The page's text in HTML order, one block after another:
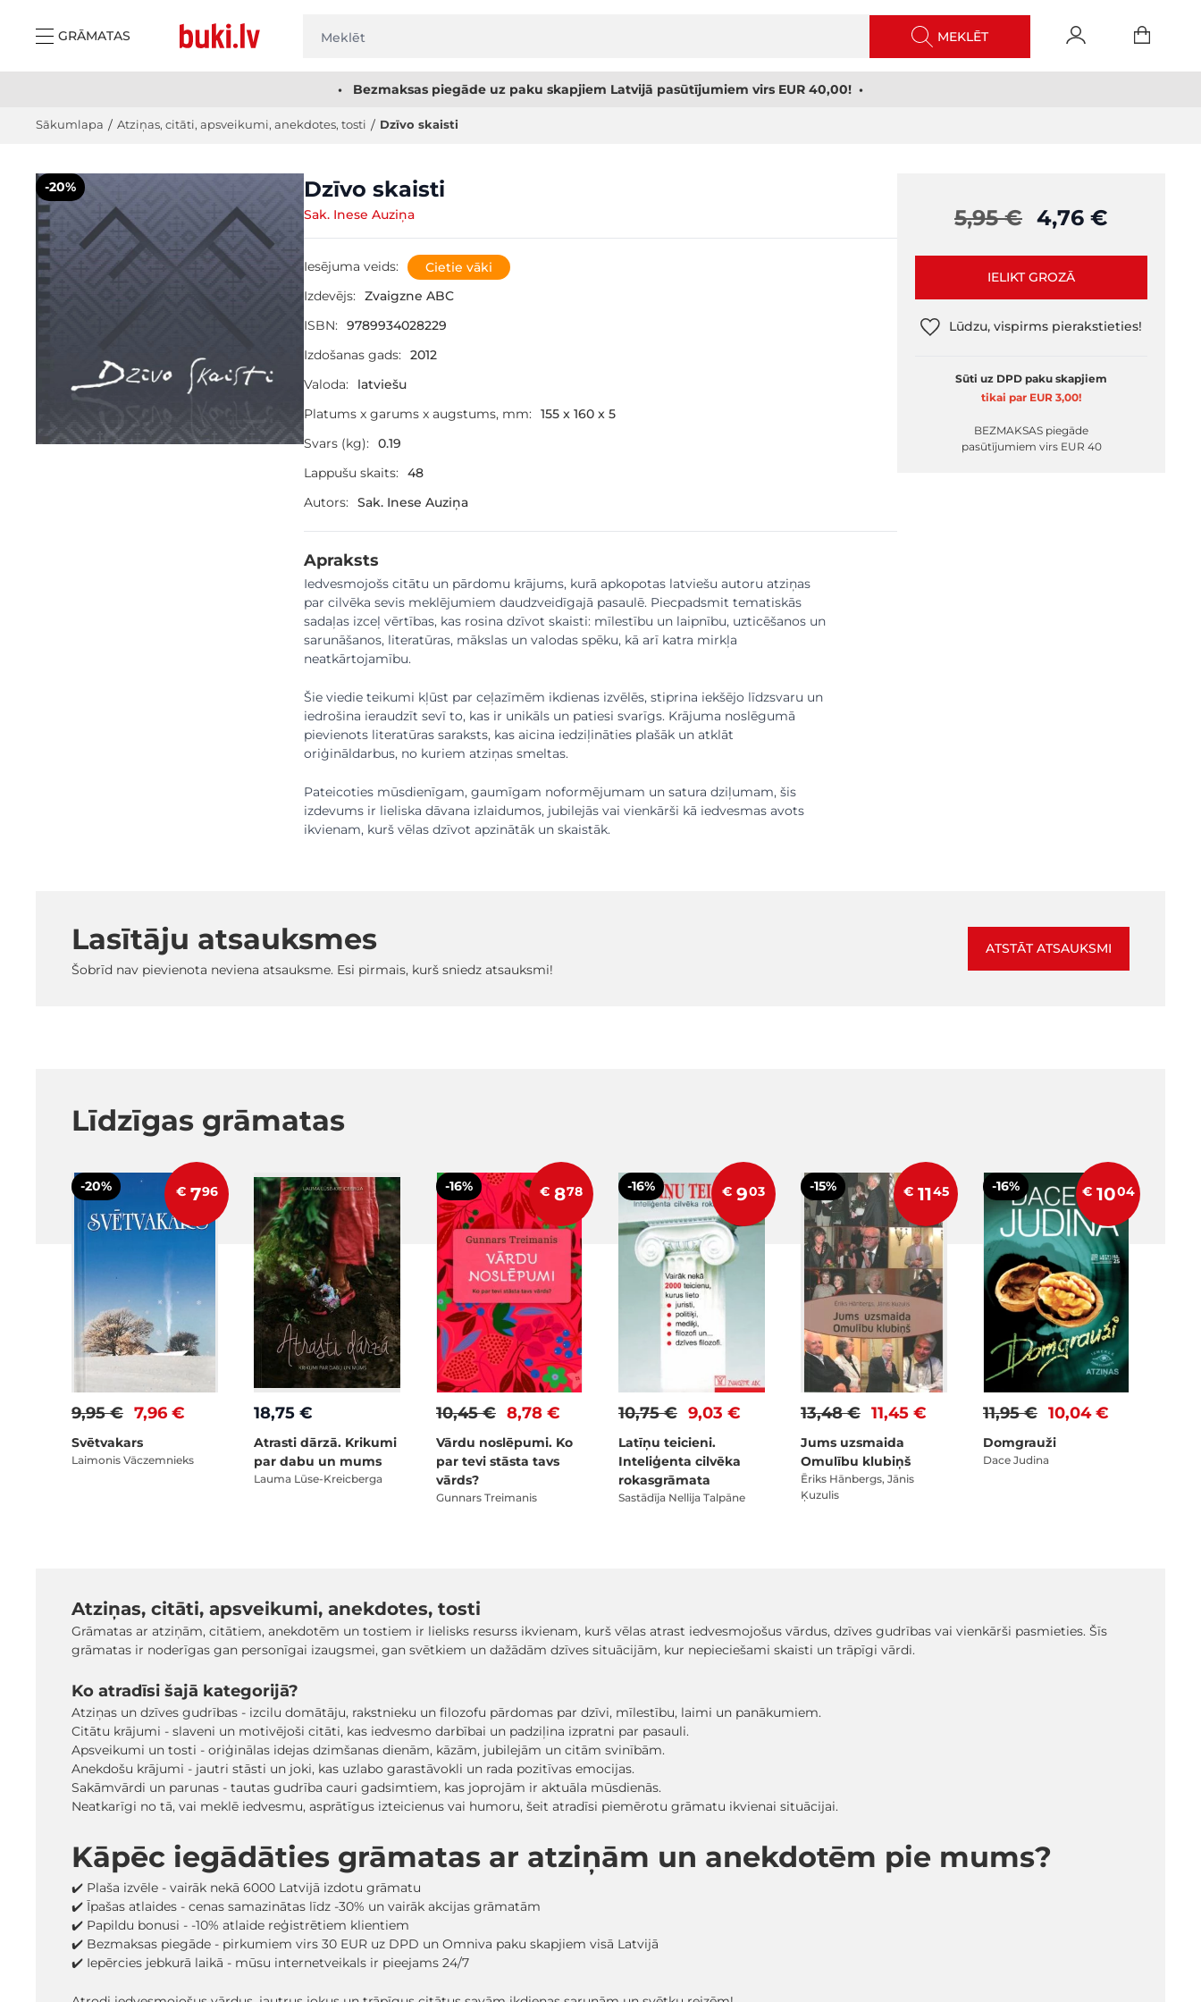
GRĀMATAS
MEKLĒT
• Bezmaksas piegāde uz paku skapjiem Latvijā pasūtījumiem virs EUR 40,00! •
Sākumlapa / Atziņas, citāti, apsveikumi, anekdotes, tosti / Dzīvo skaisti
-20%
Main image
Click to view image in fullscreen Dzīvo skaisti
Sak. Inese Auziņa
Iesējuma veids:
Cietie vāki
Izdevējs:
Zvaigzne ABC
ISBN:
9789934028229
Izdošanas gads:
2012
Valoda:
latviešu
Platums x garums x augstums, mm:
155 x 160 x 5
Svars (kg):
0.19
Lappušu skaits:
48
Autors:
Sak. Inese Auziņa
Apraksts
Iedvesmojošs citātu un pārdomu krājums, kurā apkopotas latviešu autoru atziņas
par cilvēka sevis meklējumiem daudzveidīgajā pasaulē. Piecpadsmit tematiskās
sadaļas izceļ vērtības, kas rosina dzīvot skaisti: mīlestību un laipnību, uzticēšanos un
sarunāšanos, literatūras, mākslas un valodas spēku, kā arī katra mirkļa
neatkārtojamību.
Šie viedie teikumi kļūst par ceļazīmēm ikdienas izvēlēs, stiprina iekšējo līdzsvaru un
iedrošina ieraudzīt sevī to, kas ir unikāls un patiesi svarīgs. Krājuma noslēgumā
pievienots literatūras saraksts, kas aicina iedziļināties plašāk un atklāt
oriģināldarbus, no kuriem atziņas smeltas.
Pateicoties mūsdienīgam, gaumīgam noformējumam un satura dziļumam, šis
izdevums ir lieliska dāvana izlaidumos, jubilejās vai vienkārši kā iedvesmas avots
ikvienam, kurš vēlas dzīvot apzinātāk un skaistāk.
5,95 € 4,76 €
IELIKT GROZĀ
Lūdzu, vispirms pierakstieties!
Sūti uz DPD paku skapjiem
tikai par EUR 3,00!
BEZMAKSAS piegāde
pasūtījumiem virs EUR 40
Lasītāju atsauksmes
Šobrīd nav pievienota neviena atsauksme. Esi pirmais, kurš sniedz atsauksmi!
ATSTĀT ATSAUKSMI
Līdzīgas grāmatas
-20% € 796
7,96 €
9,95 €
Svētvakars
Laimonis Vāczemnieks
18,75 €
Atrasti dārzā. Krikumi
par dabu un mums
Lauma Lūse-Kreicberga
-16% € 878
8,78 €
10,45 €
Vārdu noslēpumi. Ko
par tevi stāsta tavs
vārds?
Gunnars Treimanis
-16% € 903
9,03 €
10,75 €
Latīņu teicieni.
Inteliģenta cilvēka
rokasgrāmata
Sastādīja Nellija Talpāne
-15% € 1145
11,45 €
13,48 €
Jums uzsmaida
Omulību klubiņš
Ēriks Hānbergs, Jānis
Ķuzulis
-16% € 1004
10,04 €
11,95 €
Domgrauži
Dace Judina
Atziņas, citāti, apsveikumi, anekdotes, tosti
Grāmatas ar atziņām, citātiem, anekdotēm un tostiem ir lielisks resurss ikvienam, kurš vēlas atrast iedvesmojošus vārdus, dzīves gudrības vai vienkārši pasmieties. Šīs
grāmatas ir noderīgas gan personīgai izaugsmei, gan svētkiem un dažādām dzīves situācijām, kur nepieciešami skaisti un trāpīgi vārdi.
Ko atradīsi šajā kategorijā?
Atziņas un dzīves gudrības - izcilu domātāju, rakstnieku un filozofu pārdomas par dzīvi, mīlestību, laimi un panākumiem.
Citātu krājumi - slaveni un motivējoši citāti, kas iedvesmo darbībai un padziļina izpratni par pasauli.
Apsveikumi un tosti - oriģinālas idejas dzimšanas dienām, kāzām, jubilejām un citām svinībām.
Anekdošu krājumi - jautri stāsti un joki, kas uzlabo garastāvokli un rada pozitīvas emocijas.
Sakāmvārdi un parunas - tautas gudrība cauri gadsimtiem, kas joprojām ir aktuāla mūsdienās.
Neatkarīgi no tā, vai meklē iedvesmu, asprātīgus izteicienus vai humoru, šeit atradīsi piemērotu grāmatu ikvienai situācijai.
Kāpēc iegādāties grāmatas ar atziņām un anekdotēm pie mums?
✔️ Plaša izvēle - vairāk nekā 6000 Latvijā izdotu grāmatu
✔️ Īpašas atlaides - cenas samazinātas līdz -30% un vairāk akcijas grāmatām
✔️ Papildu bonusi - -10% atlaide reģistrētiem klientiem
✔️ Bezmaksas piegāde - pirkumiem virs 30 EUR uz DPD un Omniva paku skapjiem visā Latvijā
✔️ Iepērcies jebkurā laikā - mūsu internetveikals ir pieejams 24/7